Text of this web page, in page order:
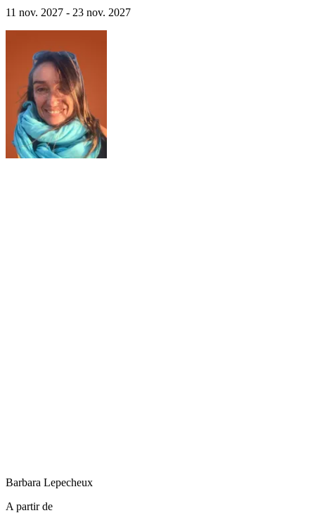
11 nov. 2027 - 23 nov. 2027
Barbara Lepecheux
A partir de